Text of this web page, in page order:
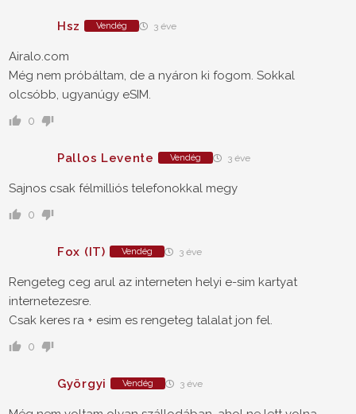
Hsz Vendég 3 éve
Airalo.com
Még nem próbáltam, de a nyáron ki fogom. Sokkal
olcsóbb, ugyanúgy eSIM.
0
Pallos Levente Vendég 3 éve
Sajnos csak félmilliós telefonokkal megy
0
Fox (IT) Vendég 3 éve
Rengeteg ceg arul az interneten helyi e-sim kartyat
internetezesre.
Csak keres ra + esim es rengeteg talalat jon fel.
0
Györgyi Vendég 3 éve